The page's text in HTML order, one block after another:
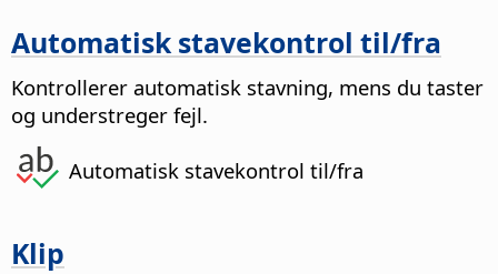
Automatisk stavekontrol til/fra
Kontrollerer automatisk stavning, mens du taster
og understreger fejl.
Automatisk stavekontrol til/fra
Klip